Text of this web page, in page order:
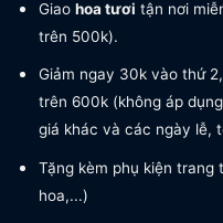
Giao hoa tươi tận nơi
trên 500k).
Giảm ngay 30k vào thứ
trên 600k (không áp
giá khác và các ngày lễ,
Tặng kèm phụ kiện trang
hoa,...)